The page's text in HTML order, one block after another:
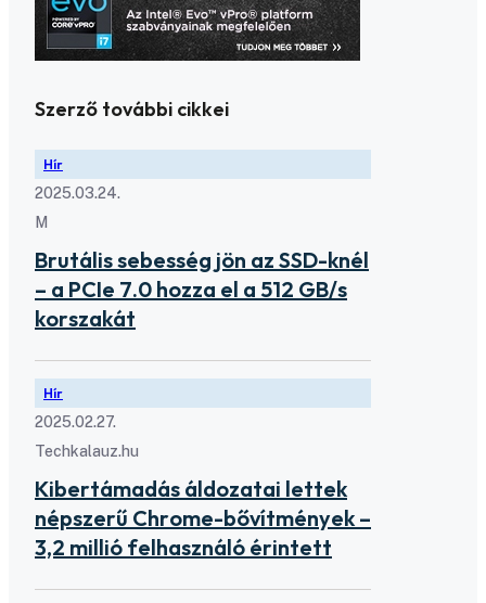
Szerző további cikkei
Hír
2025.03.24.
M
Brutális sebesség jön az SSD-knél
– a PCIe 7.0 hozza el a 512 GB/s
korszakát
Hír
2025.02.27.
Techkalauz.hu
Kibertámadás áldozatai lettek
népszerű Chrome-bővítmények –
3,2 millió felhasználó érintett